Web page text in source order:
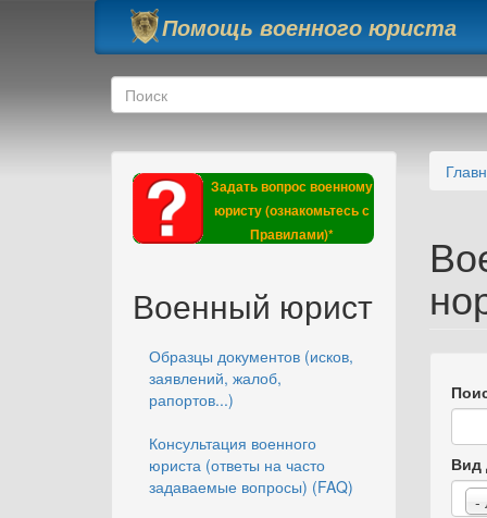
Перейти к основному содержанию
Помощь военного юриста
Форма поиска
Поиск
Задать вопрос военному
юристу (ознакомьтесь с
Правилами)*
Военный юрист
Образцы документов (исков,
заявлений, жалоб,
рапортов...)
Консультация военного
юриста (ответы на часто
задаваемые вопросы) (FAQ)
Вид
-